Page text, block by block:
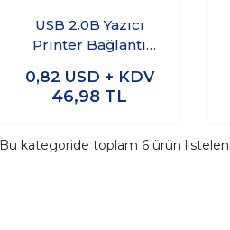
USB 2.0B Yazıcı
Printer Bağlantı
0,82 USD + KDV
46,98 TL
Bu kategoride toplam 6 ürün